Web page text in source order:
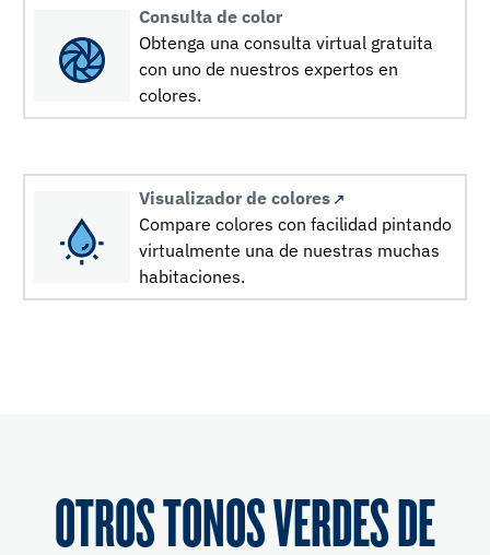
Consulta de color
Obtenga una consulta virtual gratuita
con uno de nuestros expertos en
colores.
Visualizador de colores
Compare colores con facilidad pintando
virtualmente una de nuestras muchas
habitaciones.
OTROS TONOS VERDES DE